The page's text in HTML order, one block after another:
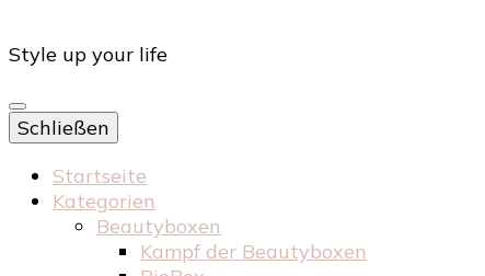
Style up your life
Schließen
Startseite
Kategorien
Beautyboxen
Kampf der Beautyboxen